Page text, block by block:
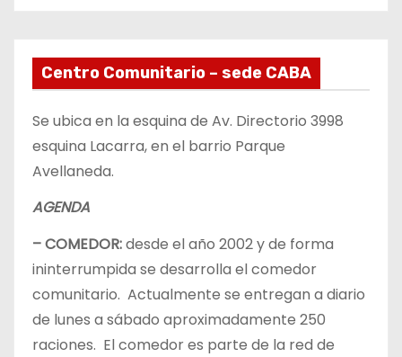
Centro Comunitario – sede CABA
Se ubica en la esquina de Av. Directorio 3998
esquina Lacarra, en el barrio Parque
Avellaneda.
AGENDA
– COMEDOR:desde el año 2002 y de forma
ininterrumpida se desarrolla el comedor
comunitario. Actualmente se entregan a diario
de lunes a sábado aproximadamente 250
raciones. El comedor es parte de la red de